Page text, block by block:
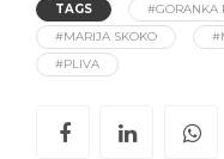
TAGS #GORANKA
#MARIJA SKOKO
#PLIVA